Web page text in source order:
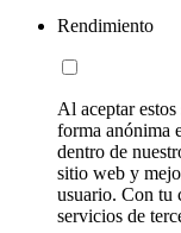
Rendimiento
Al aceptar
forma anónima
dentro de
sitio web y
usuario. Con tu
servicios de